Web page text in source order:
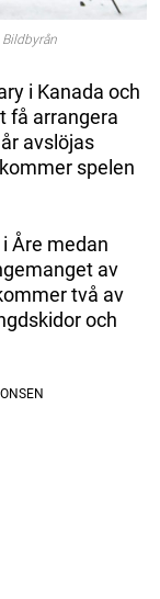
i Kanada och
få arrangera
avslöjas
spelen
Åre medan
av
två av
och